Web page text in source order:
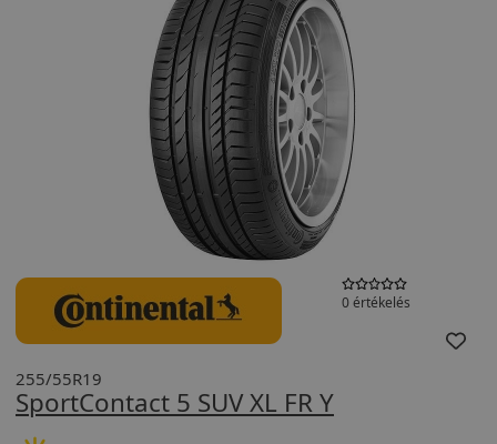
0 értékelés
SportContact 5 SUV XL FR Y
255/55R19